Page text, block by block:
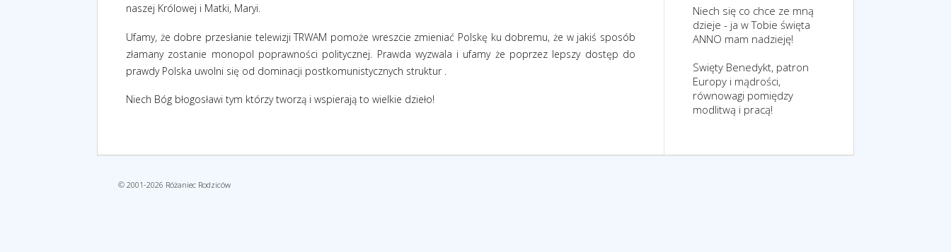
naszej Królowej i Matki, Maryi.
Ufamy, że dobre przesłanie telewizji TRWAM pomoże wreszcie zmieniać Polskę ku dobremu, że w jakiś sposób
złamany zostanie monopol poprawności politycznej. Prawda wyzwala i ufamy że poprzez lepszy dostęp do
prawdy Polska uwolni się od dominacji postkomunistycznych struktur .
Niech Bóg błogosławi tym którzy tworzą i wspierają to wielkie dzieło!
Niech się co chce ze mną
dzieje - ja w Tobie święta
ANNO mam nadzieję!
Swięty Benedykt, patron
Europy i mądrości,
równowagi pomiędzy
modlitwą i pracą!
© 2001-2026 Różaniec Rodziców